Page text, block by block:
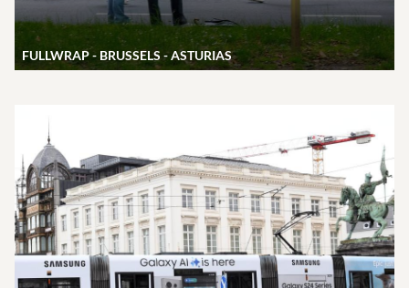
FULLWRAP - BRUSSELS - ASTURIAS